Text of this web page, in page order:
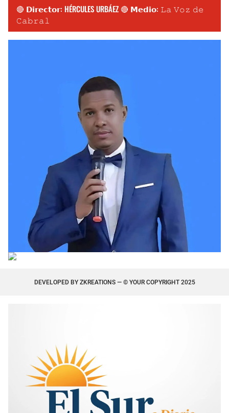
🔴 𝗗𝗶𝗿𝗲𝗰𝘁𝗼𝗿: HÉRCULES URBÁEZ 🔴 𝗠𝗲𝗱𝗶𝗼: 𝙻𝚊 𝚅𝚘𝚣 𝚍𝚎
𝙲𝚊𝚋𝚛𝚊𝚕
DEVELOPED BY ZKREATIONS— © YOUR COPYRIGHT 2025